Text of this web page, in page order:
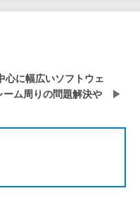
に幅広いソフトウェ
ム周りの問題解決や